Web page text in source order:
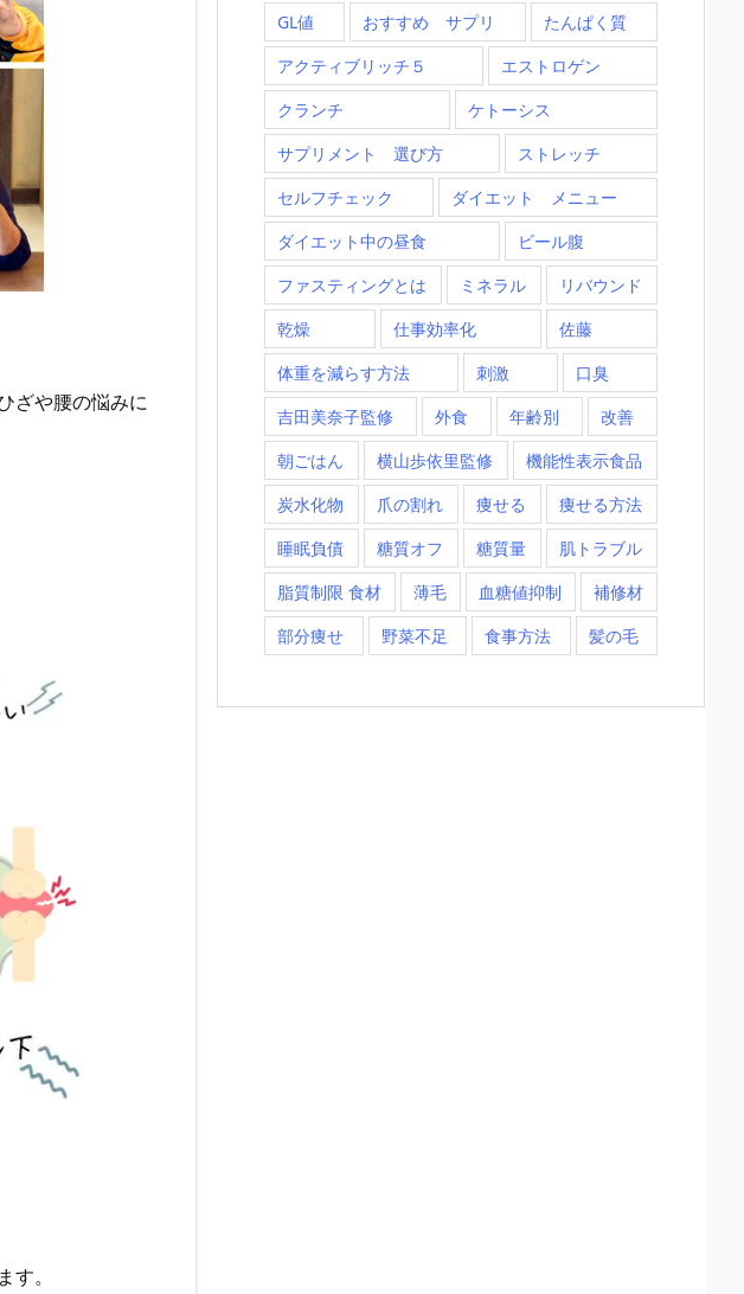
ざや腰の悩みに
。
GL値 おすすめ サプリ
たんぱく質
アクティブリッチ５
エストロゲン
クランチ
ケトーシス
サプリメント 選び方
ストレッチ
セルフチェック
ダイエット メニュー
ダイエット中の昼食
ビール腹
ファスティングとは
ミネラル
リバウンド
乾燥
仕事効率化
佐藤
体重を減らす方法
刺激
口臭
吉田美奈子監修
外食 年齢別
改善
朝ごはん
横山歩依里監修
機能性表示食品
炭水化物
爪の割れ 痩せる
痩せる方法
睡眠負債
糖質オフ 糖質量
肌トラブル
脂質制限 食材
薄毛 血糖値抑制
補修材
部分痩せ
野菜不足 食事方法 髪の毛